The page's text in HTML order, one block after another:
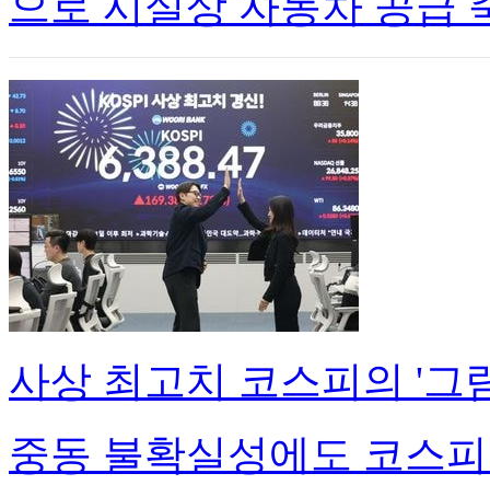
사상 최고치 코스피의 '그
중동 불확실성에도 코스